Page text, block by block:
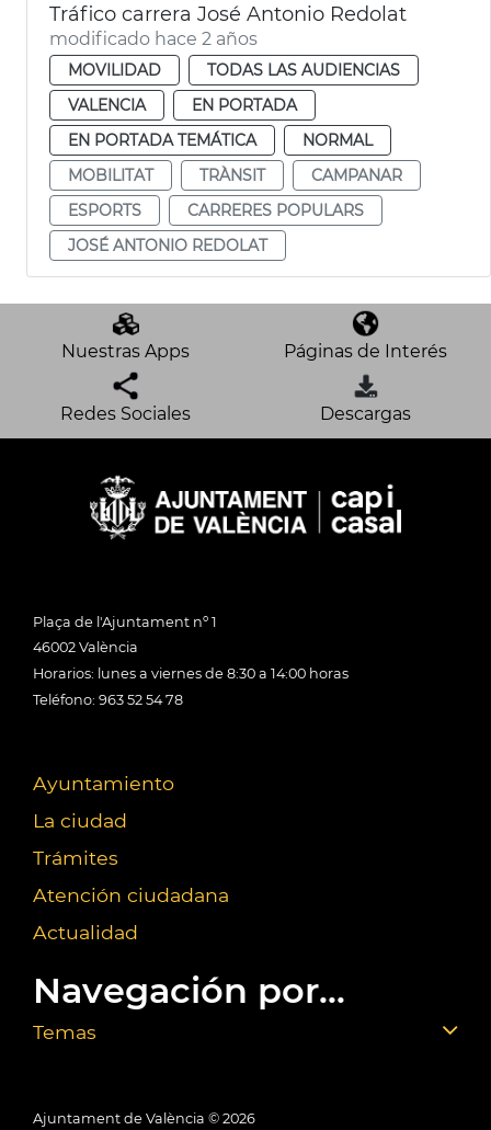
Tráfico carrera José Antonio Redolat
modificado hace 2 años
MOVILIDAD
TODAS LAS AUDIENCIAS
VALENCIA
EN PORTADA
EN PORTADA TEMÁTICA
NORMAL
MOBILITAT
TRÀNSIT
CAMPANAR
ESPORTS
CARRERES POPULARS
JOSÉ ANTONIO REDOLAT
Nuestras Apps Páginas de Interés
Redes Sociales Descargas
Plaça de l'Ajuntament nº 1
46002 València
Horarios: lunes a viernes de 8:30 a 14:00 horas
Teléfono: 963 52 54 78
Ayuntamiento
La ciudad
Trámites
Atención ciudadana
Actualidad
Navegación por...
Temas
Ajuntament de València © 2026